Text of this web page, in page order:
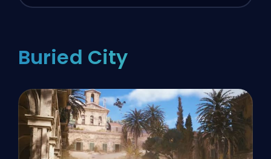
Buried City